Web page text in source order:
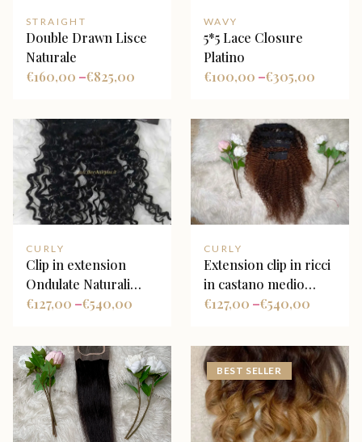
STRAIGHT
Double Drawn Lisce
Naturale
160,00
€ – 825,00
€
WAVY
5*5 Lace Closure
Platino
100,00
€ – 305,00
€
CURLY
Clip in extension
Ondulate Naturali
colore nero Naturale
127,00
€ – 540,00
€
CURLY
Extension clip in ricci
in castano medio
kinky curly
127,00
€ – 540,00
€
BEST SELLER